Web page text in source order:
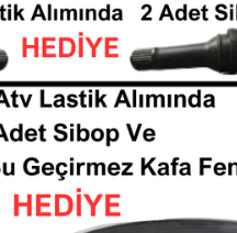
Stokta Yok